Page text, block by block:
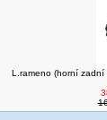
L.rameno (horní zadní